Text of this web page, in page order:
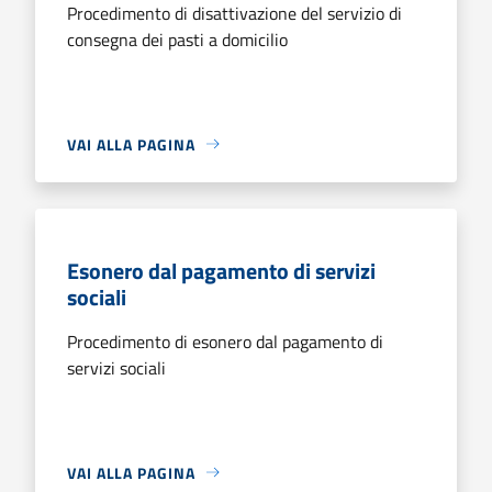
Procedimento di disattivazione del servizio di
consegna dei pasti a domicilio
VAI ALLA PAGINA
Esonero dal pagamento di servizi
sociali
Procedimento di esonero dal pagamento di
servizi sociali
VAI ALLA PAGINA